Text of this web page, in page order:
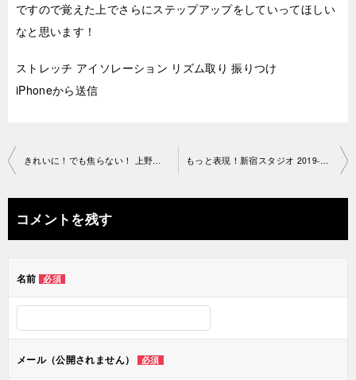
ですので覚えた上でさらにステップアップをしていってほしい
なと思います！
ストレッチ アイソレーション リズム取り 振りつけ
iPhoneから送信
投
ナ
ビ
ー
ン
きれいに！でも焦らない！ 上野スタジオ2019-06-27-no0034-1206 もっと表現！新宿スタジオ 2019-06-29-no0034-1192
コメントを残す
名前 必須
メール（公開されません） 必須